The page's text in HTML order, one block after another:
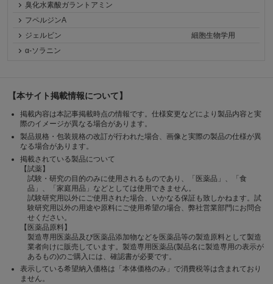
臭化水素酸ガラントアミン
フペルジンA
ジェルビン
細胞生物学用
α-ソラニン
【本サイト掲載情報について】
掲載内容は本記事掲載時点の情報です。仕様変更などにより製品内容と実
際のイメージが異なる場合があります。
製品規格・包装規格の改訂が行われた場合、画像と実際の製品の仕様が異
なる場合があります。
掲載されている製品について
【試薬】
試験・研究の目的のみに使用されるものであり、「医薬品」、「食
品」、「家庭用品」などとしては使用できません。
試験研究用以外にご使用された場合、いかなる保証も致しかねます。試
験研究用以外の用途や原料にご使用希望の場合、弊社営業部門にお問合
せください。
【医薬品原料】
製造専用医薬品及び医薬品添加物などを医薬品等の製造原料として製造
業者向けに販売しています。製造専用医薬品(製品名に製造専用の表示が
あるもの)のご購入には、確認書が必要です。
表示している希望納入価格は「本体価格のみ」で消費税等は含まれており
ません。